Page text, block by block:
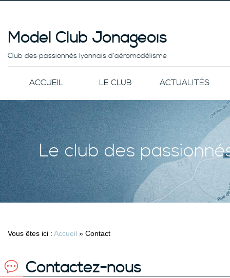
Model Club Jonageois
Club des passionnés lyonnais d’aéromodélisme
ACCUEIL LE CLUB ACTUALITÉS
Le club des
Vous êtes ici : Accueil » Contact
Contactez-nous